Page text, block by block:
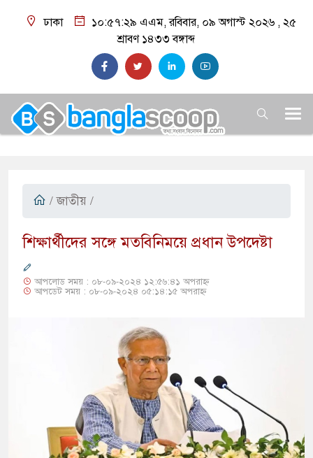
ঢাকা ১০:৫৭:৩০ এএম, রবিবার, ০৯ অগাস্ট ২০২৬ ,২৫
শ্রাবণ ১৪৩৩ বঙ্গাব্দ
/ জাতীয় /
শিক্ষার্থীদের সঙ্গে মতবিনিময়ে প্রধান উপদেষ্টা
আপলোড সময় : ০৮-০৯-২০২৪ ১২:৫৬:৪১ অপরাহ্ন
আপডেট সময় : ০৮-০৯-২০২৪ ০৫:১৪:১৫ অপরাহ্ন